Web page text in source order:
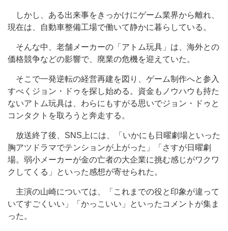
しかし、ある出来事をきっかけにゲーム業界から離れ、
現在は、自動車整備工場で働いて静かに暮らしている。
そんな中、老舗メーカーの「アトム玩具」は、海外との
価格競争などの影響で、廃業の危機を迎えていた。
そこで一発逆転の経営再建を図り、ゲーム制作へと参入
すべくジョン・ドゥを探し始める。資金もノウハウも持た
ないアトム玩具は、わらにもすがる思いでジョン・ドゥと
コンタクトを取ろうと奔走する。
放送終了後、SNS上には、「いかにも日曜劇場といった
胸アツドラマでテンションが上がった」「さすが日曜劇
場。弱小メーカーが金の亡者の大企業に挑む感じがワクワ
クしてくる」といった感想が寄せられた。
主演の山崎については、「これまでの役と印象が違って
いてすごくいい」「かっこいい」といったコメントが集ま
った。